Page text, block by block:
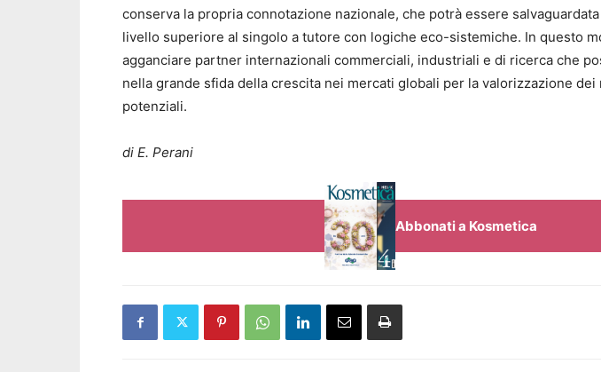
conserva la propria connotazione nazionale, che potrà essere
livello superiore al singolo a tutore con logiche eco-sistemiche. In questo
agganciare partner internazionali commerciali, industriali e di ricerca che
nella grande sfida della crescita nei mercati globali per la valorizzazione dei
potenziali.
di E. Perani
Abbonati a Kosmetica